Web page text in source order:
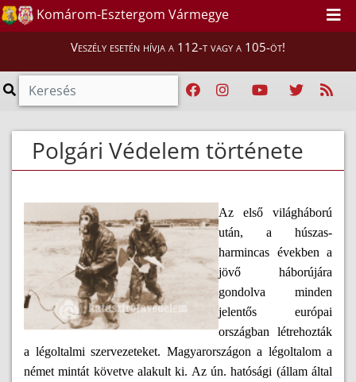
Komárom-Esztergom Vármegye
Veszély esetén hívja a 112-t vagy a 105-öt!
Polgári Védelem története
Az első világháború
után, a húszas-
harmincas években a
jövő háborújára
gondolva minden
jelentős európai
országban létrehozták
a légoltalmi szervezeteket. Magyarországon a légoltalom a
német mintát követve alakult ki. Az ún. hatósági (állam által